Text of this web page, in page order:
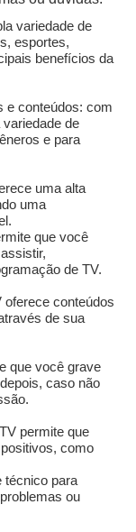
variedade de
esportes,
benefícios da
e conteúdos: com
de
e para
uma alta
uma
que você
de TV.
conteúdos
de sua
que você grave
caso não
permite que
como
técnico para
ou